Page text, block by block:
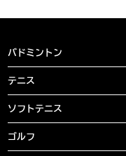
バドミントン
テニス
ソフトテニス
ゴルフ